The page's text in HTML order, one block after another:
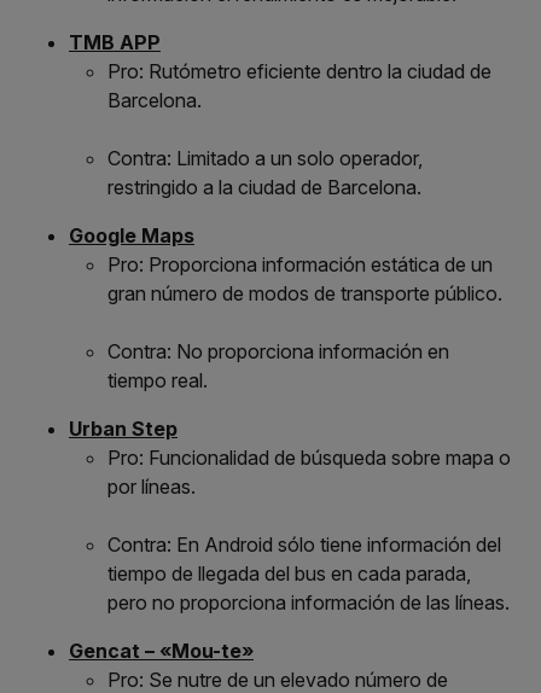
TMB APP
Pro: Rutómetro eficiente dentro la ciudad de
Barcelona.
Contra: Limitado a un solo operador,
restringido a la ciudad de Barcelona.
Google Maps
Pro: Proporciona información estática de un
gran número de modos de transporte público.
Contra: No proporciona información en
tiempo real.
Urban Step
Pro: Funcionalidad de búsqueda sobre mapa o
por líneas.
Contra: En Android sólo tiene información del
tiempo de llegada del bus en cada parada,
pero no proporciona información de las líneas.
Gencat – «Mou-te»
Pro: Se nutre de un elevado número de